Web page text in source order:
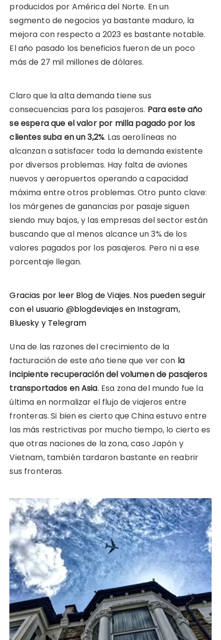
producidos por América del Norte. En un
segmento de negocios ya bastante maduro, la
mejora con respecto a 2023 es bastante notable.
El año pasado los beneficios fueron de un poco
más de 27 mil millones de dólares.
Claro que la alta demanda tiene sus
consecuencias para los pasajeros. Para este año
se espera que el valor por milla pagado por los
clientes suba en un 3,2%. Las aerolíneas no
alcanzan a satisfacer toda la demanda existente
por diversos problemas. Hay falta de aviones
nuevos y aeropuertos operando a capacidad
máxima entre otros problemas. Otro punto clave:
los márgenes de ganancias por pasaje siguen
siendo muy bajos, y las empresas del sector están
buscando que al menos alcance un 3% de los
valores pagados por los pasajeros. Pero ni a ese
porcentaje llegan.
Gracias por leer Blog de Viajes. Nos pueden seguir
con el usuario @blogdeviajes en Instagram,
Bluesky y Telegram
Una de las razones del crecimiento de la
facturación de este año tiene que ver con la
incipiente recuperación del volumen de pasajeros
transportados en Asia. Esa zona del mundo fue la
última en normalizar el flujo de viajeros entre
fronteras. Si bien es cierto que China estuvo entre
las más restrictivas por mucho tiempo, lo cierto es
que otras naciones de la zona, caso Japón y
Vietnam, también tardaron bastante en reabrir
sus fronteras.